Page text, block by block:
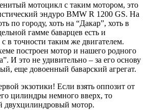
мотоцикл с таким мотором, это
эндуро BMW R 1200 GS. На
по городу, хоть на “Дакар”, хоть в
гамме баварцев есть и
в точности таким же двигателем.
построен мотор и нашего родного
И это не удивительно – за его основу
еще довоенный баварский агрегат.
экзотики! Если взять оппозит от
цилиндры немного вверх, то
двухцилиндровый мотор.